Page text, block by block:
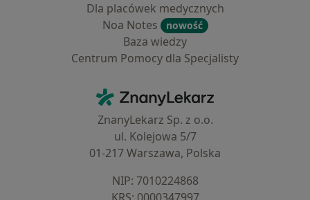
Dla placówek medycznych
Noa Notes
nowość
Baza wiedzy
Centrum Pomocy dla Specjalisty
ZnanyLekarz - Strona główna
ZnanyLekarz Sp. z o.o.
ul. Kolejowa 5/7
01-217 Warszawa, Polska
NIP: ⁠7010224868